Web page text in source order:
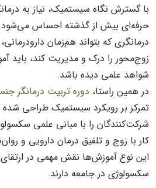
با گسترش نگاه سیستمیک، نیاز به
حرفه‌ای بیش از گذشته احساس
درمانگری که بتواند هم‌زمان
زوج‌محور را درک و مدیریت کند، باید
شواهد علمی دیده باشد.
در همین راستا، دوره تربیت درمانگر
تمرکز بر رویکرد سیستمیک طراحی
شرکت‌کنندگان را با مبانی علمی
کار با زوج و تلفیق درمان دارویی و
این نوع آموزش‌ها نقش مهمی در
سکسولوژی در جامعه دارند.